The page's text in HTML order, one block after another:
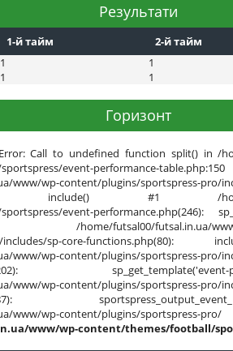
Результати
1-й тайм
2-й тайм
1
1
1 1
Горизонт
Call to undefined function split() in /
sportspress/event-performance-
www/wp-content/plugins/sportspress-pro/
include() #1 /home/
event-performance.php(246):
futsal.in.ua/www/wp-
includes/sp-core-functions.php(80):
www/wp-content/plugins/sportspress-pro/
www/wp-content/plugins/sportspress-pro/
www/wp-content/
www/wp-content/themes/football/